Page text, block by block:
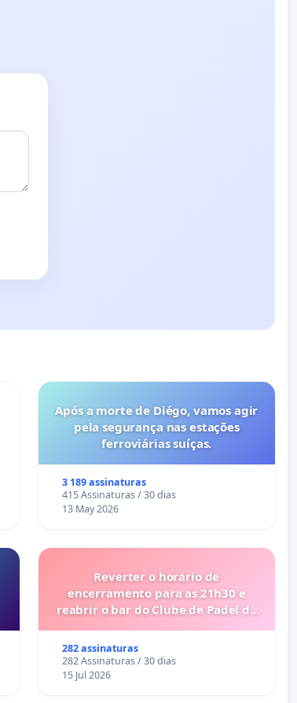
Após a morte de Diégo, vamos agir
pela segurança nas estações
ferroviárias suíças.
3 189 assinaturas
415 Assinaturas / 30 dias
13 May 2026
Reverter o horário de
encerramento para as 21h30 e
reabrir o bar do Clube de Padel de
282 assinaturas
282 Assinaturas / 30 dias
15 Jul 2026